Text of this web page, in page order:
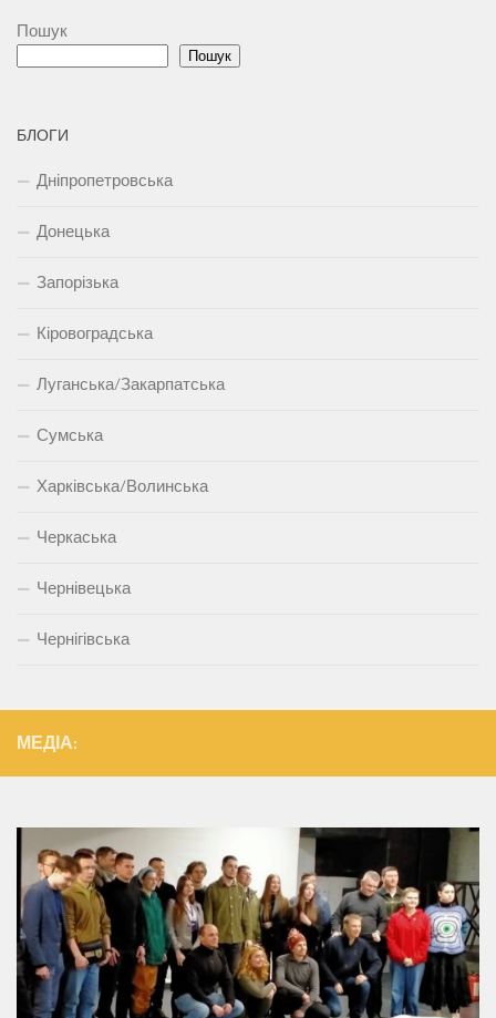
Пошук
Пошук
БЛОГИ
Дніпропетровська
Донецька
Запорізька
Кіровоградська
Луганська/Закарпатська
Сумська
Харківська/Волинська
Черкаська
Чернівецька
Чернігівська
МЕДІА: